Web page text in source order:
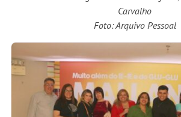
Carvalho
Foto: Arquivo Pessoal